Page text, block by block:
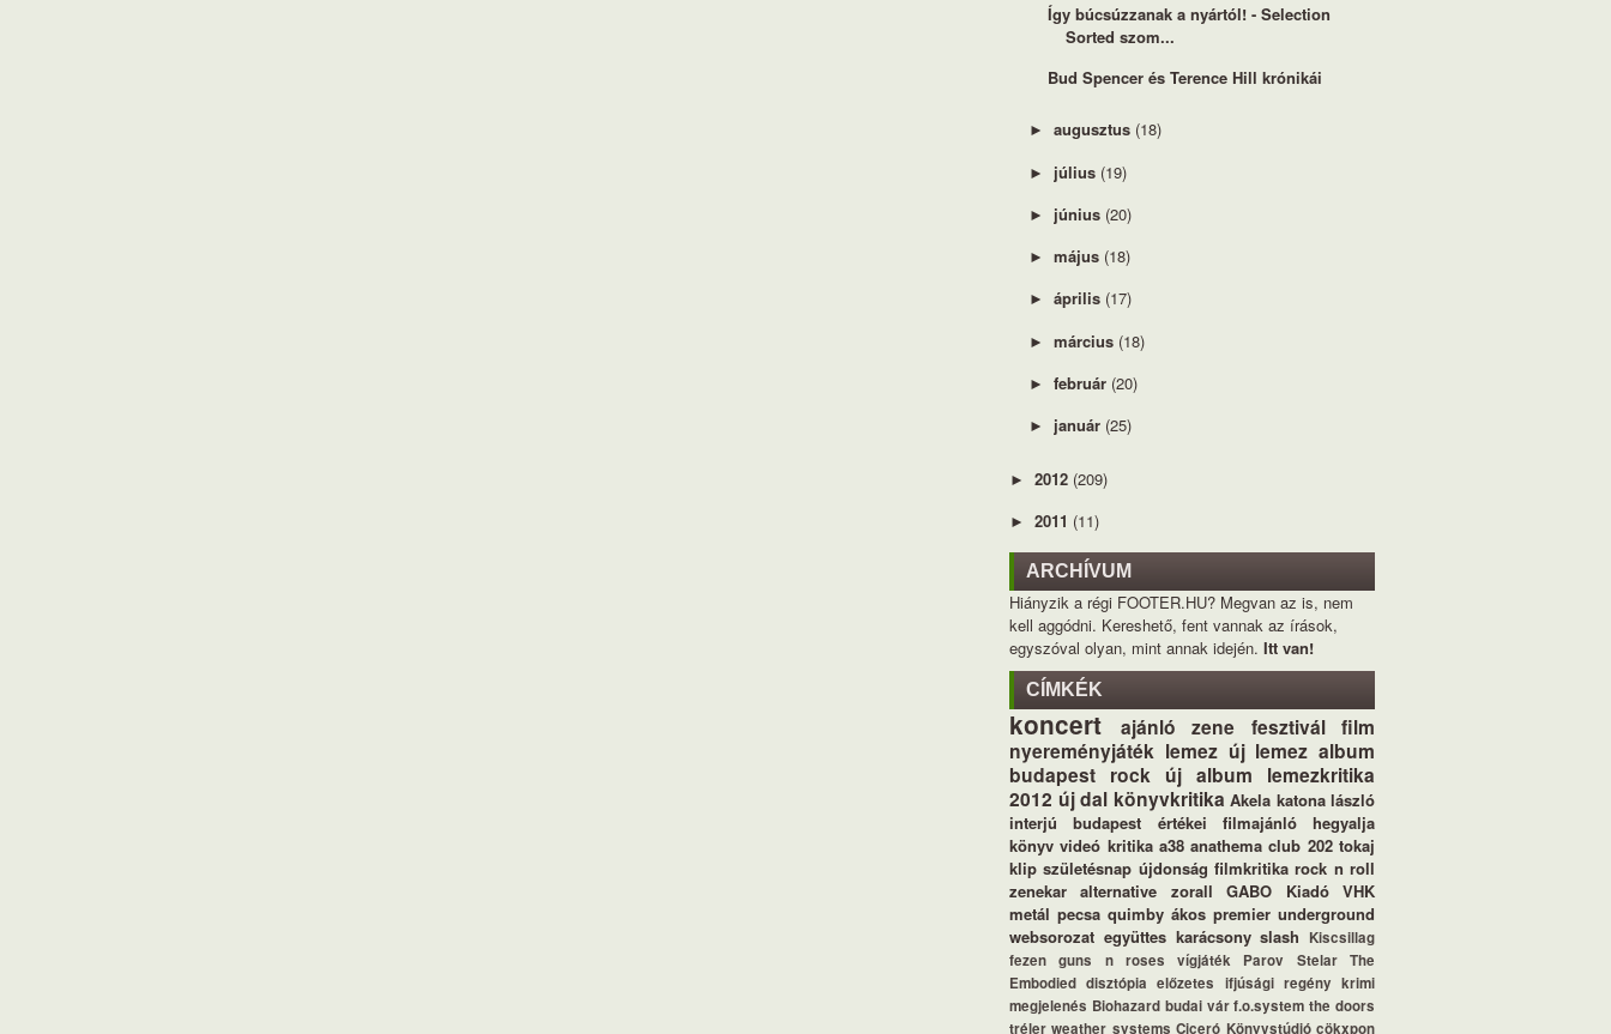
Így búcsúzzanak a nyártól! - Selection
Sorted szom...
Bud Spencer és Terence Hill krónikái
► augusztus (18)
► július (19)
► június (20)
► május (18)
► április (17)
► március (18)
► február (20)
► január (25)
► 2012 (209)
► 2011 (11)
ARCHÍVUM
Hiányzik a régi FOOTER.HU? Megvan az is, nem
kell aggódni. Kereshető, fent vannak az írások,
egyszóval olyan, mint annak idején. Itt van!
CÍMKÉK
koncert ajánló zene fesztivál film
nyereményjáték lemez új lemez album
budapest rock új album
lemezkritika
2012 új dal könyvkritika Akela katona lászló
interjú
budapest értékei filmajánló
hegyalja
könyv videó kritika a38 anathema club 202 tokaj
klip születésnap újdonság filmkritika rock n roll
zenekar
alternative zorall GABO Kiadó
VHK
metál pecsa quimby ákos premier underground
websorozat együttes karácsony slash Kiscsillag
fezen
guns n roses vígjáték Parov Stelar
The
Embodied disztópia előzetes ifjúsági regény krimi
megjelenés Biohazard budai vár f.o.system the doors
tréler weather systems Ciceró Könyvstúdió cökxpon